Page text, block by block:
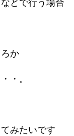
どで行う場合
か
・。
みたいです